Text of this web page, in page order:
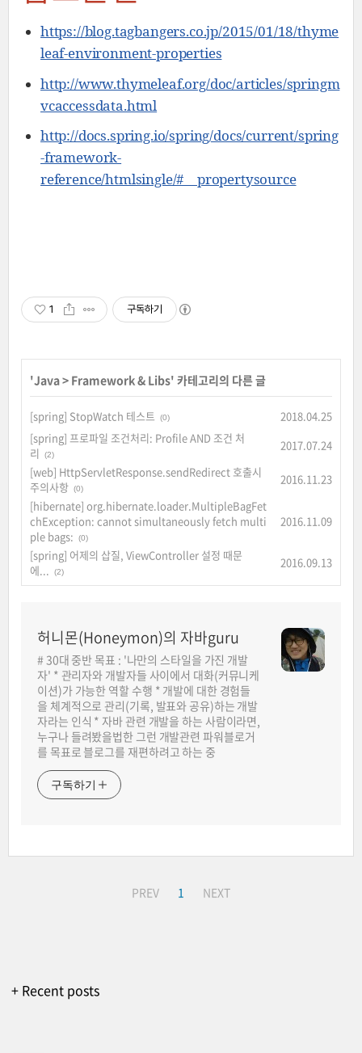
https://blog.tagbangers.co.jp/2015/01/18/thyme
leaf-environment-properties
http://www.thymeleaf.org/doc/articles/springm
vcaccessdata.html
http://docs.spring.io/spring/docs/current/spring
-framework-
reference/htmlsingle/#__propertysource
1 구독하기
'Java> Framework & Libs' 카테고리의 다른 글
[spring] StopWatch 테스트 (0)
2018.04.25
[spring] 프로파일 조건처리: Profile AND 조건 처
리
(2)
2017.07.24
[web] HttpServletResponse.sendRedirect 호출시
주의사항 (0)
2016.11.23
[hibernate] org.hibernate.loader.MultipleBagFet
chException: cannot simultaneously fetch multi
ple bags:
(0)
2016.11.09
[spring] 어제의 삽질, ViewController 설정 때문
에...
(2)
2016.09.13
허니몬(Honeymon)의 자바guru
# 30대 중반 목표 : '나만의 스타일을 가진 개발
자' * 관리자와 개발자들 사이에서 대화(커뮤니케
이션)가 가능한 역할 수행 * 개발에 대한 경험들
을 체계적으로 관리(기록, 발표와 공유)하는 개발
자라는 인식 * 자바 관련 개발을 하는 사람이라면,
누구나 들려봤을법한 그런 개발관련 파워블로거
를 목표로 블로그를 재편하려고 하는 중
구독하기
PREV 1 NEXT
+ Recent posts